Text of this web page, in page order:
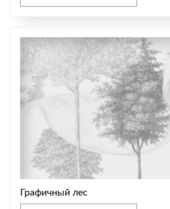
Графичный лес